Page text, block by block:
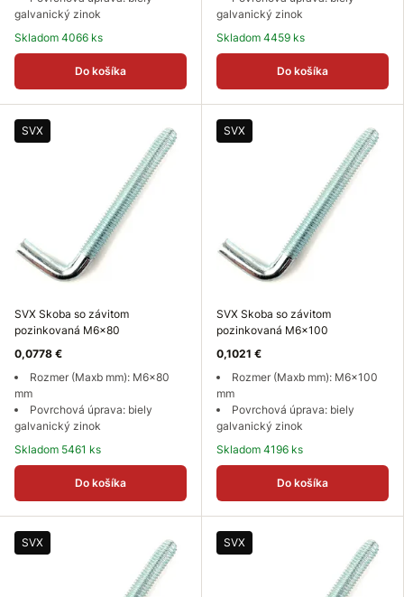
galvanický zinok
Skladom 4066 ks
Do košíka
galvanický zinok
Skladom 4459 ks
Do košíka
SVX
SVX Skoba so závitom
pozinkovaná M6x80
0,0778 €
Rozmer (Maxb mm): M6x80
mm
Povrchová úprava: biely
galvanický zinok
Skladom 5461 ks
Do košíka
SVX
SVX Skoba so závitom
pozinkovaná M6x100
0,1021 €
Rozmer (Maxb mm): M6x100
mm
Povrchová úprava: biely
galvanický zinok
Skladom 4196 ks
Do košíka
SVX SVX